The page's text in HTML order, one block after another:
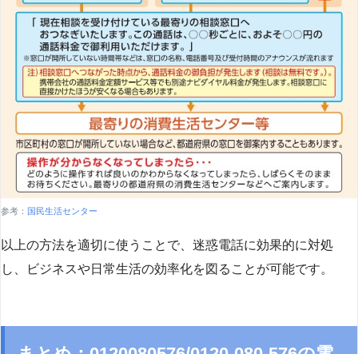
参考： 国民生活センター
以上の方法を適切に使うことで、迷惑電話に効果的に対処
し、ビジネスや日常生活の効率化を図ることが可能です。